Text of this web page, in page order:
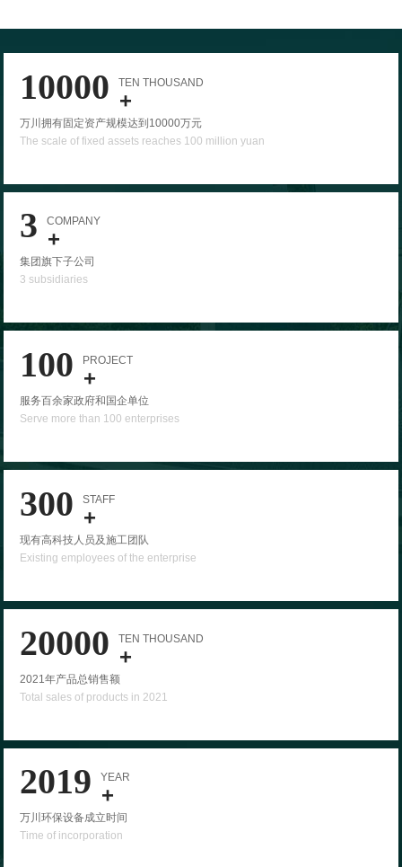
10000 +
TEN THOUSAND
万川拥有固定资产规模达到10000万元
The scale of fixed assets reaches 100 million yuan
3 +
COMPANY
集团旗下子公司
3 subsidiaries
100 +
PROJECT
服务百余家政府和国企单位
Serve more than 100 enterprises
300 +
STAFF
现有高科技人员及施工团队
Existing employees of the enterprise
20000 +
TEN THOUSAND
2021年产品总销售额
Total sales of products in 2021
2019 +
YEAR
万川环保设备成立时间
Time of incorporation